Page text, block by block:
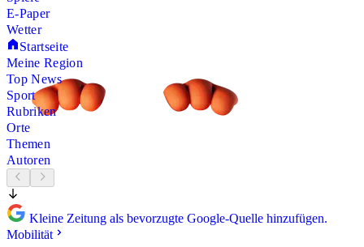
E-Paper
Wetter
Startseite
Meine Region
Top News
Sport
Rubriken
Orte
Themen
Autoren
Kleine Zeitung als bevorzugte Google-Quelle hinzufügen.
Mobilität